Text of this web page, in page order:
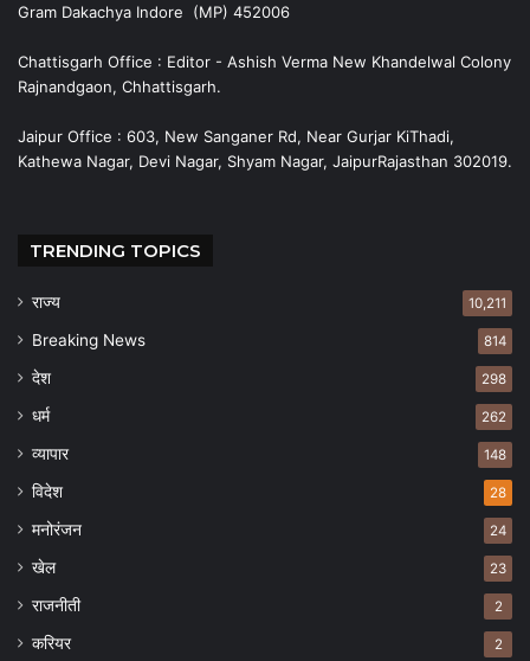
Gram Dakachya Indore (MP) 452006
Chattisgarh Office : Editor - Ashish Verma New Khandelwal Colony
Rajnandgaon, Chhattisgarh.
Jaipur Office : 603, New Sanganer Rd, Near Gurjar KiThadi,
Kathewa Nagar, Devi Nagar, Shyam Nagar, JaipurRajasthan 302019.
TRENDING TOPICS
राज्य 10,211
Breaking News 814
देश 298
धर्म 262
व्यापार 148
विदेश 28
मनोरंजन 24
खेल 23
राजनीती 2
करियर 2